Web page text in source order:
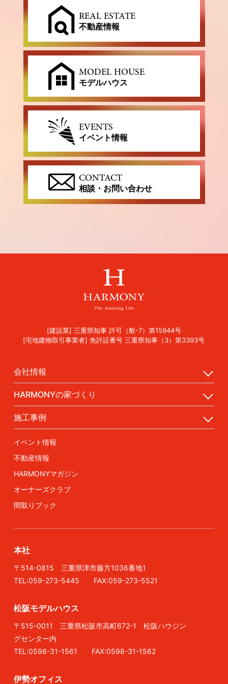
REAL ESTATE
不動産情報
MODEL HOUSE
モデルハウス
EVENTS
イベント情報
CONTACT
相談・お問い合わせ
[建設業] 三重県知事 許可（般-7）第15944号
[宅地建物取引事業者] 免許証番号 三重県知事（3）第3393号
会社情報
HARMONYの家づくり
施工事例
イベント情報
不動産情報
HARMONYマガジン
オーナーズクラブ
間取りブック
本社
〒514-0815 三重県津市藤方1036番地1
TEL:059-273-5445 FAX:059-273-5521
松阪モデルハウス
〒515-0011 三重県松阪市高町672-1 松阪ハウジン
グセンター内
TEL:0598-31-1561 FAX:0598-31-1562
伊勢オフィス